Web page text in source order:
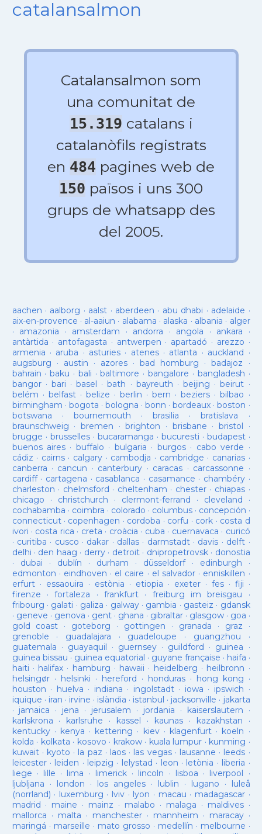
catalansalmon
Catalansalmon som
una comunitat de
15.319 catalans i
catalanòfils registrats
en 484 pagines web de
150 països i uns 300
grups de whatsapp des
del 2005.
aachen · aalborg · aalst · aberdeen · abu dhabi · adelaide ·
aix-en-provence · al-aaiun · alabama · alaska · albania · alger
· amazonia · amsterdam · andorra · angola · ankara ·
antàrtida · antofagasta · antwerpen · apartadó · arezzo ·
armenia · aruba · asturies· atenes· atlanta · auckland ·
augsburg · austin · azores·bad homburg ·badajoz ·
bahrain ·baku · bali ·baltimore ·bangalore · bangladesh ·
bangor· bari ·basel ·bath · bayreuth ·beijing ·beirut ·
belém · belfast· belize · berlin ·bern ·beziers ·bilbao ·
birmingham · bogota · bologna ·bonn ·bordeaux ·boston ·
botswana · bournemouth ·brasilia ·bratislava ·
braunschweig · bremen ·brighton · brisbane · bristol ·
brugge · brusselles· bucaramanga · bucuresti · budapest·
buenos aires· buffalo · bulgaria · burgos· cabo verde ·
cádiz · cairns· calgary · cambodja · cambridge · canarias·
canberra · cancun · canterbury · caracas · carcassonne ·
cardiff· cartagena · casablanca · casamance · chambéry·
charleston · chelmsford · cheltenham · chester· chiapas ·
chicago · christchurch · clermont-ferrand · cleveland ·
cochabamba · coimbra · colorado · columbus· concepción ·
connecticut· copenhagen · cordoba · corfu · cork · costa d
ivori · costa rica · creta · croàcia · cuba · cuernavaca · curicó
· curitiba · cusco · dakar · dallas · darmstadt· davis · delft ·
delhi · den haag · derry· detroit· dnipropetrovsk· donostia
· dubai · dublín · durham · düsseldorf· edinburgh ·
edmonton · eindhoven · el caire · el salvador · enniskillen ·
erfurt· essaouira · estònia · etiopia · exeter· fes· fiji ·
firenze ·fortaleza · frankfurt· freiburg im breisgau ·
fribourg · galati · galiza · galway· gambia · gasteiz · gdansk
· geneve · genova · gent· ghana · gibraltar· glasgow· goa ·
gold coast · goteborg · gottingen · granada · graz ·
grenoble · guadalajara · guadeloupe · guangzhou ·
guatemala · guayaquil · guernsey· guildford · guinea ·
guinea bissau · guinea equatorial · guyane française · haifa ·
haiti · halifax · hamburg · hawaii · heidelberg · heilbronn ·
helsingør· helsinki · hereford · honduras· hong kong ·
houston · huelva · indiana · ingolstadt· iowa · ipswich ·
iquique · iran · irvine · islàndia · istanbul · jacksonville · jakarta
· jamaica · jena · jerusalem · jordania · kaiserslautern ·
karlskrona · karlsruhe · kassel · kaunas· kazakhstan ·
kentucky· kenya · kettering · kiev· klagenfurt · koeln ·
kolda · kolkata · kosovo · krakow· kuala lumpur · kunming ·
kuwait· kyoto · la paz · laos· las vegas· lausanne · leeds ·
leicester· leiden · leipzig · lelystad · leon · letònia · liberia ·
liege · lille · lima · limerick· lincoln · lisboa · liverpool ·
ljubljana · london · los angeles· lublin · lugano · luleå
(norrland) · luxemburg · lviv · lyon · macau · madagascar·
madrid · maine · mainz · malabo · malaga · maldives·
mallorca · malta · manchester· mannheim · maracay·
maringá · marseille · mato grosso · medellín · melbourne ·